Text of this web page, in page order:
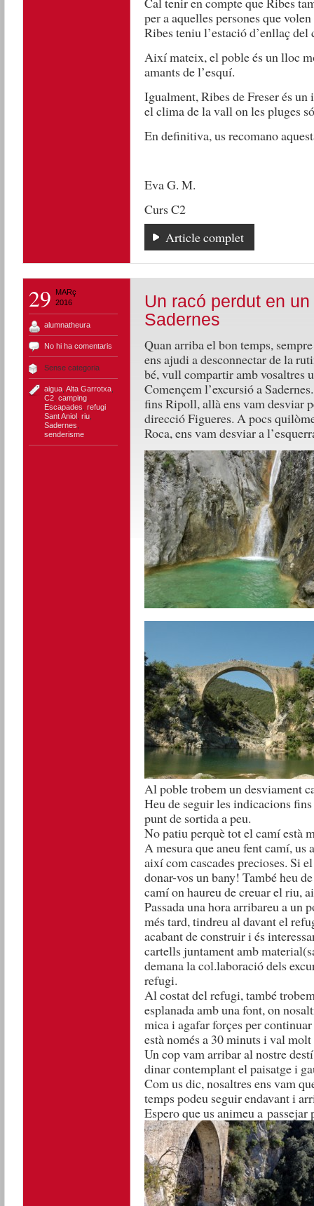
per a aquelles persones que
Ribes teniu l’estació d’enllaç
Així mateix, el poble és un lloc
amants de l’esquí.
Igualment, Ribes de Freser és
el clima de la vall on les pluges
En definitiva, us recomano
Eva G. M.
Curs C2
Article complet
29
MARç
2016
alumnatheura
No hi ha comentaris
Sense categoria
aigua, Alta Garrotxa,
C2, camping,
Escapades refugi
Sant Aniol, riu,
Sadernes
senderisme
Un racó perdut en
Sadernes
Quan arriba el bon temps,
ens ajudi a desconnectar de la
bé, vull compartir amb vosaltres
Començem l’excursió a
fins Ripoll, allà ens vam desviar
direcció Figueres. A pocs
Roca, ens vam desviar a
Al poble trobem un desviament
Heu de seguir les indicacions
punt de sortida a peu.
No patiu perquè tot el camí està
A mesura que aneu fent camí,
així com cascades precioses. Si
donar-vos un bany! També heu
camí on haureu de creuar el riu,
Passada una hora arribareu a un
més tard, tindreu al davant el
acabant de construir i és
cartells juntament amb
demana la col.laboració dels
refugi.
Al costat del refugi, també
esplanada amb una font, on
mica i agafar forçes per
està només a 30 minuts i val molt
Un cop vam arribar al nostre
dinar contemplant el paisatge i
Com us dic, nosaltres ens vam
temps podeu seguir endavant i
Espero que us animeu a